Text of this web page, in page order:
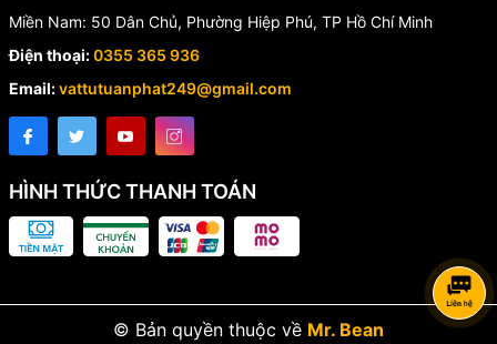
Miền Nam: 50 Dân Chủ, Phường Hiệp Phú, TP Hồ Chí Minh
Điện thoại:0355 365 936
Email:vattutuanphat249@gmail.com
HÌNH THỨC THANH TOÁN
© Bản quyền thuộc về Mr. Bean